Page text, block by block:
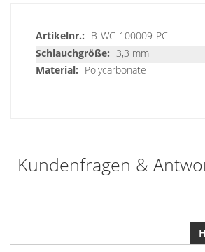
Details
&
B-WC-100009-PC
3,3 mm
Polycarbonate
Kundenfragen &